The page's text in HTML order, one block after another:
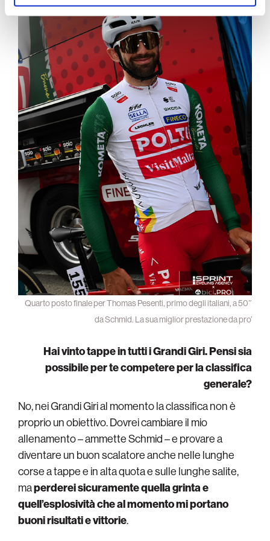
Quarto posto finale per Thomas Pesenti, primo degli italiani, a 50″
da Schmid. La sua miglior prestazione da pro’
Hai vinto tappe in tutti i Grandi Giri. Pensi sia
possibile per te competere per la classifica
generale?
No, nei Grandi Giri al momento la classifica non è
proprio un obiettivo. Dovrei cambiare il mio
allenamento – ammette Schmid – e provare a
diventare un buon scalatore anche nelle lunghe
corse a tappe e in alta quota e sulle lunghe salite,
maperderei sicuramente quella grinta e
quell’esplosività che al momento mi portano
buoni risultati e vittorie.